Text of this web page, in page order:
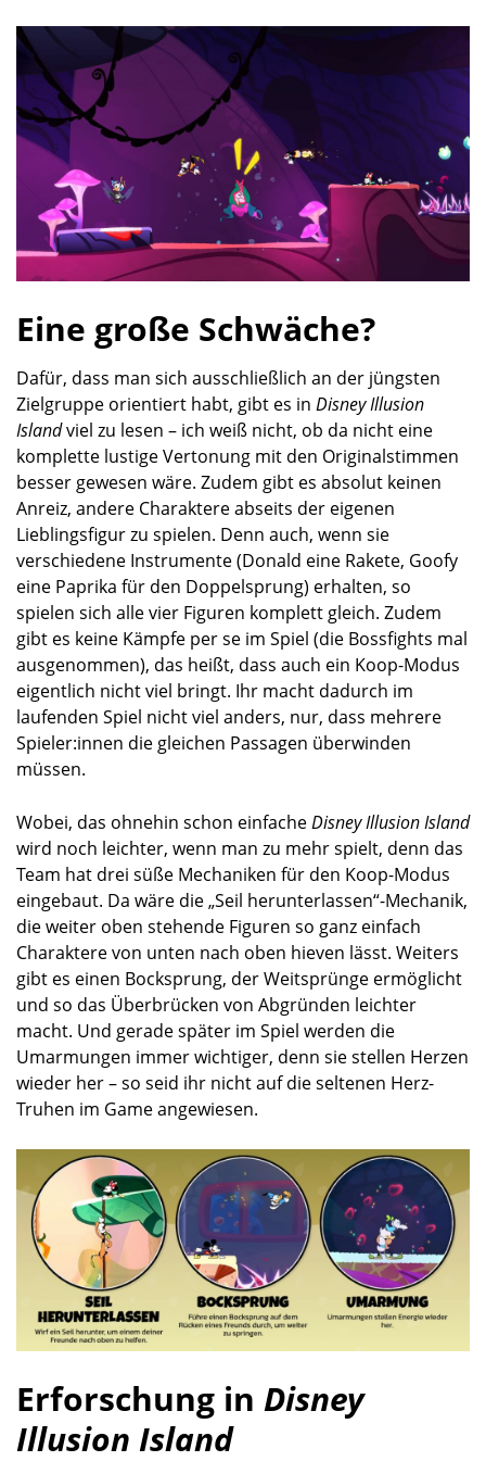
Eine große Schwäche?
Dafür, dass man sich ausschließlich an der jüngsten
Zielgruppe orientiert habt, gibt es in Disney Illusion
Islandviel zu lesen – ich weiß nicht, ob da nicht eine
komplette lustige Vertonung mit den Originalstimmen
besser gewesen wäre. Zudem gibt es absolut keinen
Anreiz, andere Charaktere abseits der eigenen
Lieblingsfigur zu spielen. Denn auch, wenn sie
verschiedene Instrumente (Donald eine Rakete, Goofy
eine Paprika für den Doppelsprung) erhalten, so
spielen sich alle vier Figuren komplett gleich. Zudem
gibt es keine Kämpfe per se im Spiel (die Bossfights mal
ausgenommen), das heißt, dass auch ein Koop-Modus
eigentlich nicht viel bringt. Ihr macht dadurch im
laufenden Spiel nicht viel anders, nur, dass mehrere
Spieler:innen die gleichen Passagen überwinden
müssen.
Wobei, das ohnehin schon einfacheDisney Illusion Island
wird noch leichter, wenn man zu mehr spielt, denn das
Team hat drei süße Mechaniken für den Koop-Modus
eingebaut. Da wäre die „Seil herunterlassen“-Mechanik,
die weiter oben stehende Figuren so ganz einfach
Charaktere von unten nach oben hieven lässt. Weiters
gibt es einen Bocksprung, der Weitsprünge ermöglicht
und so das Überbrücken von Abgründen leichter
macht. Und gerade später im Spiel werden die
Umarmungen immer wichtiger, denn sie stellen Herzen
wieder her – so seid ihr nicht auf die seltenen Herz-
Truhen im Game angewiesen.
Erforschung in Disney
Illusion Island